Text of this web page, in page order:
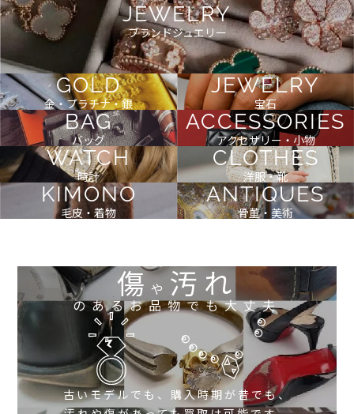
JEWELRY
ブランドジュエリー
GOLD
金・プラチナ・銀
JEWELRY
宝石
BAG
バッグ
ACCESSORIES
アクセサリー・小物
WATCH
時計
CLOTHES
洋服・靴
KIMONO
毛皮・着物
ANTIQUES
骨董・美術
傷や 汚れ
のあるお品物でも大丈夫
古いモデルでも、購入時期が昔でも、